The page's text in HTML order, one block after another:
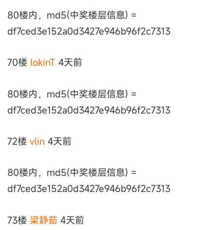
80楼内，md5(中奖楼层信息) =
df7ced3e152a0d3427e946b96f2c7313
70楼 lokinT 4天前
80楼内，md5(中奖楼层信息) =
df7ced3e152a0d3427e946b96f2c7313
72楼 vlin 4天前
80楼内，md5(中奖楼层信息) =
df7ced3e152a0d3427e946b96f2c7313
73楼 梁静茹 4天前